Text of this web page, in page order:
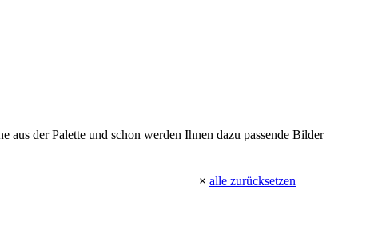
aus der Palette und schon werden Ihnen dazu passende Bilder
× alle zurücksetzen